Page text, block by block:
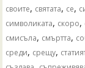
своите, святата, се,
символиката, скоро,
смисъла, смъртта,
среди, срещу,